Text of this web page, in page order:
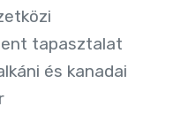
tapasztalat
és kanadai